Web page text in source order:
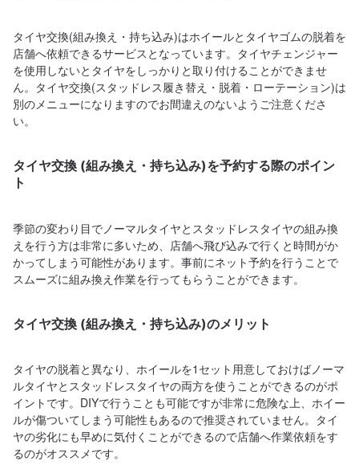
タイヤ交換(組み換え・持ち込み)はホイールとタイヤゴムの脱着を
店舗へ依頼できるサービスとなっています。タイヤチェンジャー
を使用しないとタイヤをしっかりと取り付けることができませ
ん。タイヤ交換(スタッドレス履き替え・脱着・ローテーション)は
別のメニューになりますのでお間違えのないようご注意くださ
い。
タイヤ交換 (組み換え・持ち込み)を予約する際のポイン
ト
季節の変わり目でノーマルタイヤとスタッドレスタイヤの組み換
えを行う方は非常に多いため、店舗へ飛び込みで行くと時間がか
かってしまう可能性があります。事前にネット予約を行うことで
スムーズに組み換え作業を行ってもらうことができます。
タイヤ交換 (組み換え・持ち込み)のメリット
タイヤの脱着と異なり、ホイールを1セット用意しておけばノーマ
ルタイヤとスタッドレスタイヤの両方を使うことができるのがポ
イントです。DIYで行うことも可能ですが非常に危険な上、ホイー
ルが傷ついてしまう可能性もあるので推奨されていません。タイ
ヤの劣化にも早めに気付くことができるので店舗へ作業依頼をす
るのがオススメです。